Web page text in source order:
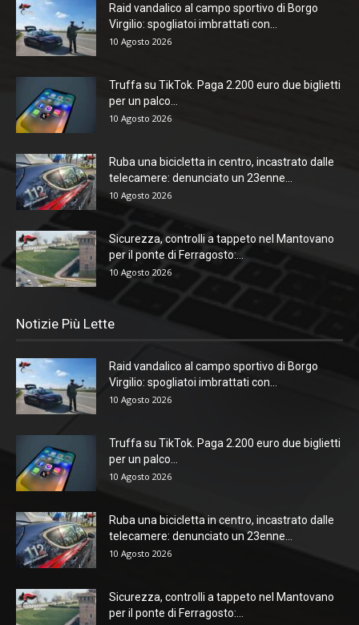
Raid vandalico al campo sportivo di Borgo
Virgilio: spogliatoi imbrattati con...
10 Agosto 2026
Truffa su TikTok. Paga 2.200 euro due biglietti
per un palco...
10 Agosto 2026
Ruba una bicicletta in centro, incastrato dalle
telecamere: denunciato un 23enne...
10 Agosto 2026
Sicurezza, controlli a tappeto nel Mantovano
per il ponte di Ferragosto:...
10 Agosto 2026
Notizie Più Lette
Raid vandalico al campo sportivo di Borgo
Virgilio: spogliatoi imbrattati con...
10 Agosto 2026
Truffa su TikTok. Paga 2.200 euro due biglietti
per un palco...
10 Agosto 2026
Ruba una bicicletta in centro, incastrato dalle
telecamere: denunciato un 23enne...
10 Agosto 2026
Sicurezza, controlli a tappeto nel Mantovano
per il ponte di Ferragosto:...